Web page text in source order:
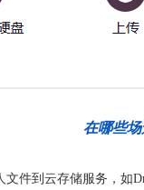
在哪些场
件到云存储服务，如